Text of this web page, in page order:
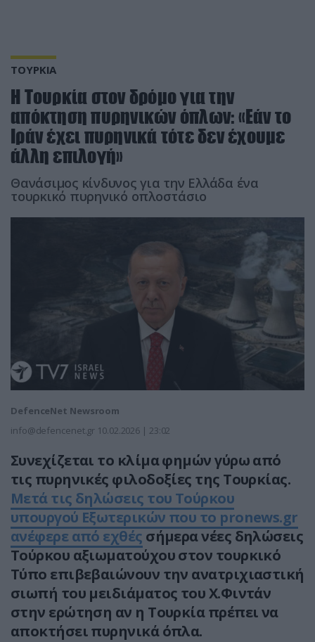
ΤΟΥΡΚΙΑ
Η Τουρκία στον δρόμο για την
απόκτηση πυρηνικών όπλων: «Εάν το
Ιράν έχει πυρηνικά τότε δεν έχουμε
άλλη επιλογή»
Θανάσιμος κίνδυνος για την Ελλάδα ένα
τουρκικό πυρηνικό οπλοστάσιο
DefenceNet Newsroom
info@defencenet.gr 10.02.2026 | 23:02
Συνεχίζεται το κλίμα φημών γύρω από
τις πυρηνικές φιλοδοξίες της Τουρκίας.
Μετά τις δηλώσεις του Τούρκου
υπουργού Εξωτερικών που το pronews.gr
ανέφερε από εχθές σήμερα νέες δηλώσεις
Τούρκου αξιωματούχου στον τουρκικό
Τύπο επιβεβαιώνουν την ανατριχιαστική
σιωπή του μειδιάματος του Χ.Φιντάν
στην ερώτηση αν η Τουρκία πρέπει να
αποκτήσει πυρηνικά όπλα.